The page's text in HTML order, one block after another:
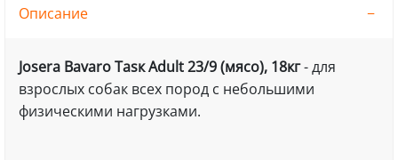
Описание
Josera Bavaro Tasк Adult 23/9 (мясо), 18кг- для
взрослых собак всех пород с небольшими
физическими нагрузками.